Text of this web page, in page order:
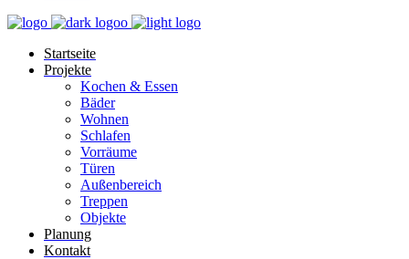
Startseite
Projekte
Kochen & Essen
Bäder
Wohnen
Schlafen
Vorräume
Türen
Außenbereich
Treppen
Objekte
Planung
Kontakt